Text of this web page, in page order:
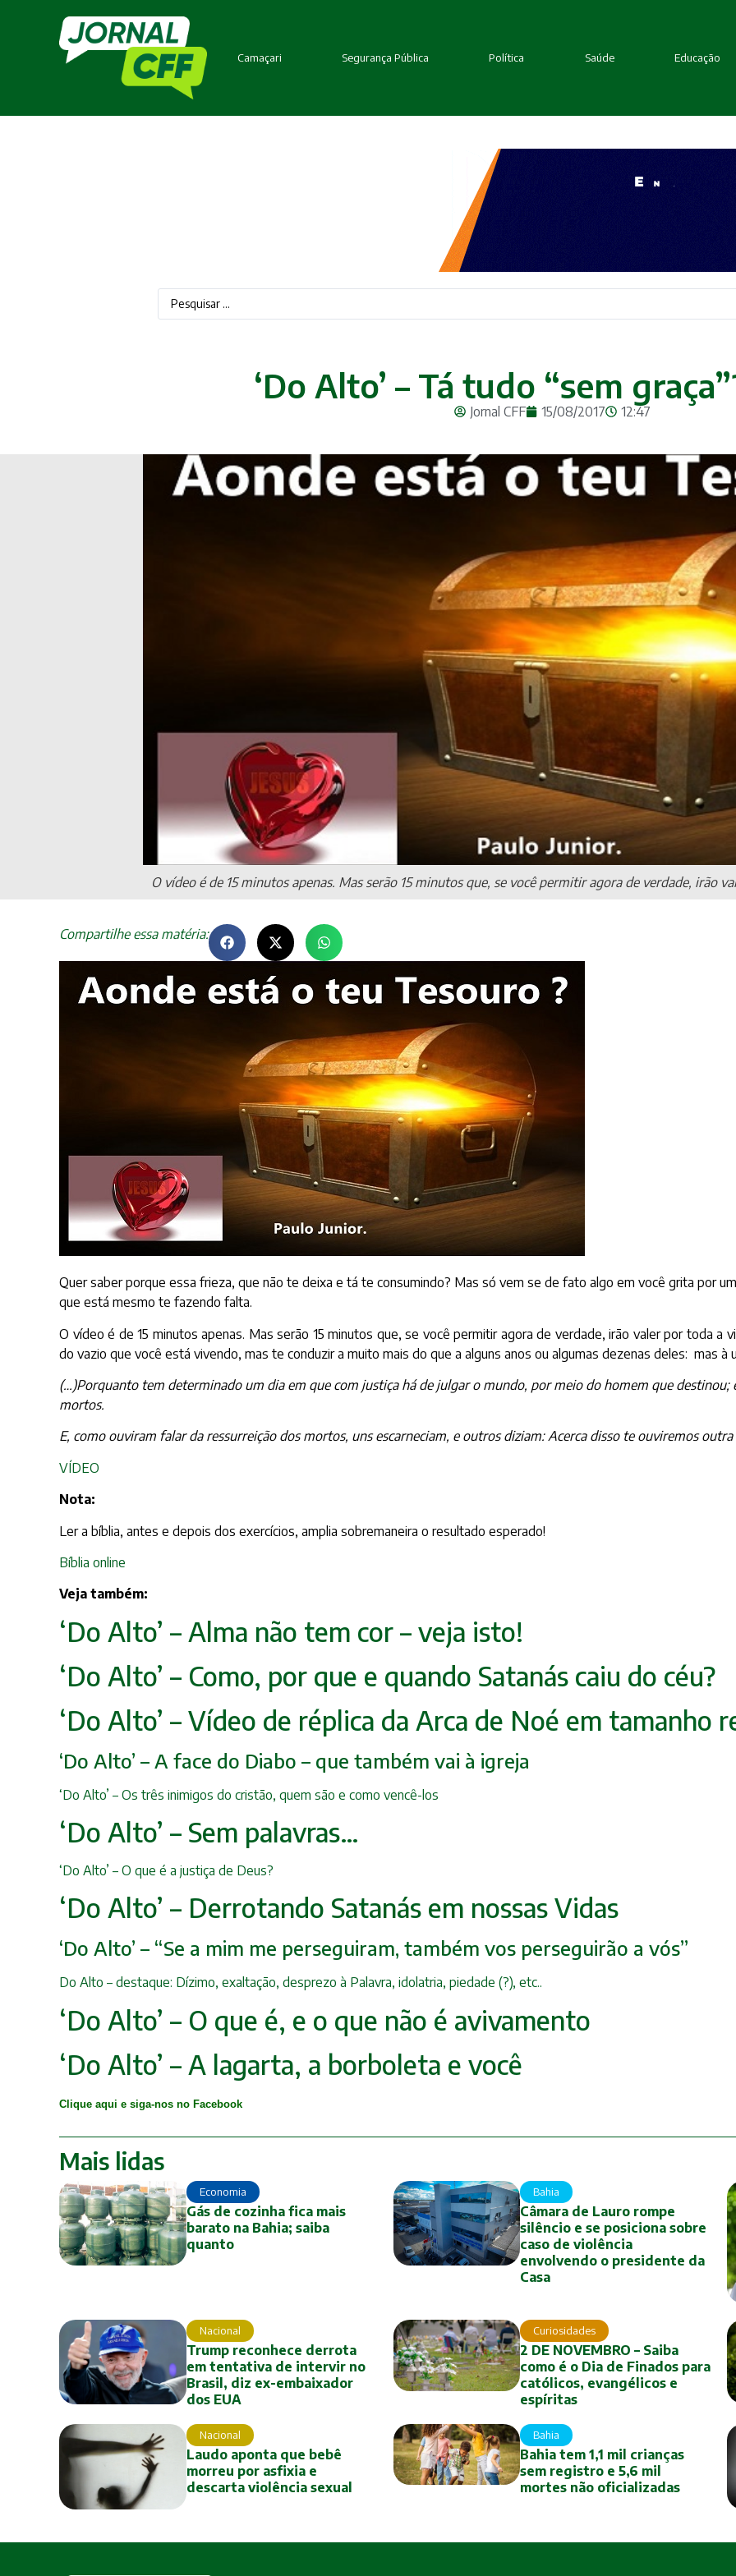
Camaçari Segurança Pública Política Saúde Educação
‘Do Alto’ – Tá tudo “sem
Jornal CFF 15/08/2017 12:47
O vídeo é de 15 minutos apenas. Mas serão 15 minutos que, se você permitir agora de verdade, irão
Compartilhe essa matéria:
Quer saber porque essa frieza, que não te deixa e tá te consumindo? Mas só vem se de fato algo em você grita por
que está mesmo te fazendo falta.
O vídeo é de 15 minutos apenas. Mas serão 15 minutos que, se você permitir agora de verdade, irão valer por toda a
do vazio que você está vivendo, mas te conduzir a muito mais do que a alguns anos ou algumas dezenas deles: mas à
(…)Porquanto tem determinado um dia em que com justiça há de julgar o mundo, por meio do homem que destinou;
mortos.
E, como ouviram falar da ressurreição dos mortos, uns escarneciam, e outros diziam: Acerca disso te ouviremos outra
VÍDEO
Nota:
Ler a bíblia, antes e depois dos exercícios, amplia sobremaneira o resultado esperado!
Bíblia online
Veja também:
‘Do Alto’ – Alma não tem cor – veja isto!
‘Do Alto’ – Como, por que e quando Satanás caiu do céu?
‘Do Alto’ – Vídeo de réplica da Arca de Noé em tamanho
‘Do Alto’ – A face do Diabo – que também vai à igreja
‘Do Alto’ – Os três inimigos do cristão, quem são e como vencê-los
‘Do Alto’ – Sem palavras…
‘Do Alto’ – O que é a justiça de Deus?
‘Do Alto’ – Derrotando Satanás em nossas Vidas
‘Do Alto’ – “Se a mim me perseguiram, também vos perseguirão a vós”
Do Alto – destaque: Dízimo, exaltação, desprezo à Palavra, idolatria, piedade (?), etc..
‘Do Alto’ – O que é, e o que não é avivamento
‘Do Alto’ – A lagarta, a borboleta e você
Clique aqui e siga-nos no Facebook
Mais lidas
Economia
Gás de cozinha fica mais
barato na Bahia; saiba
quanto
Bahia
Câmara de Lauro rompe
silêncio e se posiciona sobre
caso de violência
envolvendo o presidente da
Casa
Nacional
Trump reconhece derrota
em tentativa de intervir no
Brasil, diz ex-embaixador
dos EUA
Curiosidades
2 DE NOVEMBRO – Saiba
como é o Dia de Finados para
católicos, evangélicos e
espíritas
Nacional
Laudo aponta que bebê
morreu por asfixia e
descarta violência sexual
Bahia
Bahia tem 1,1 mil crianças
sem registro e 5,6 mil
mortes não oficializadas